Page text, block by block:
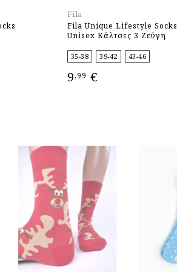
Fila
Fila Unique Lifestyle Socks
Unisex Κάλτσες 3 Ζεύγη
35-38 39-42 43-46
9,99 €